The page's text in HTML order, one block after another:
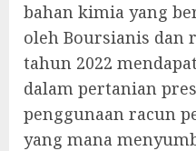
bahan kimia yang
oleh Boursianis dan
tahun 2022
dalam pertanian
penggunaan racun
yang mana